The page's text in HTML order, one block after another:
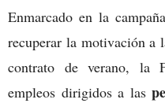
Enmarcado en la
recuperar la motivación a
contrato de verano, la
empleos dirigidos a las